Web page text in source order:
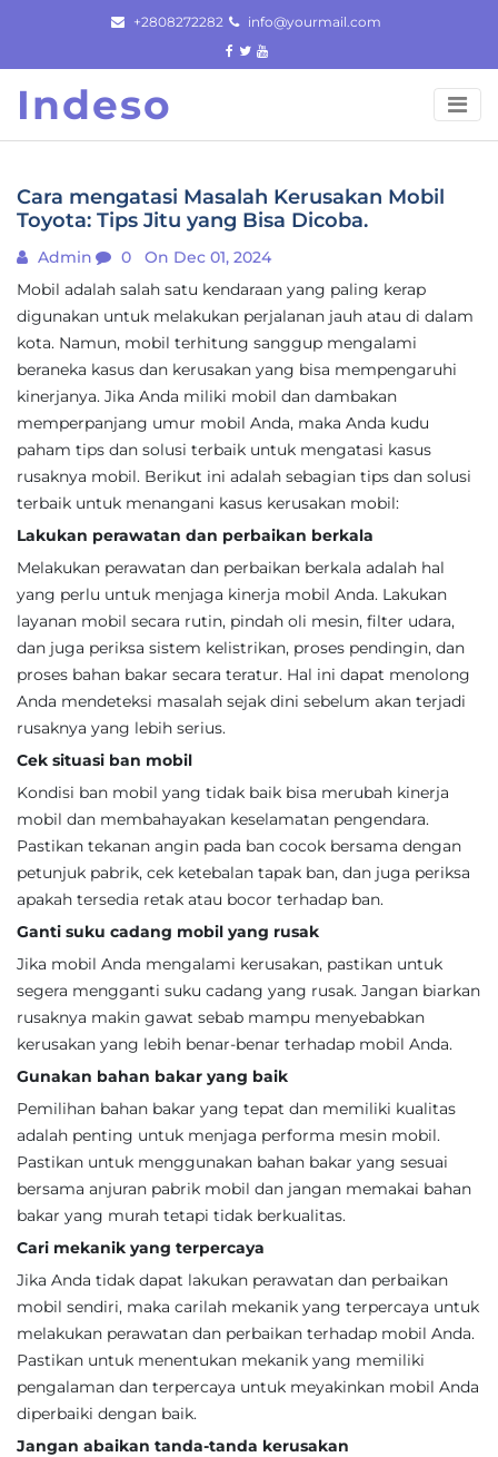
content
+2808272282 info@yourmail.com
Indeso
Cara mengatasi Masalah Kerusakan Mobil
Toyota: Tips Jitu yang Bisa Dicoba.
Admin 0
On Dec 01, 2024
Mobil adalah salah satu kendaraan yang paling kerap
digunakan untuk melakukan perjalanan jauh atau di dalam
kota. Namun, mobil terhitung sanggup mengalami
beraneka kasus dan kerusakan yang bisa mempengaruhi
kinerjanya. Jika Anda miliki mobil dan dambakan
memperpanjang umur mobil Anda, maka Anda kudu
paham tips dan solusi terbaik untuk mengatasi kasus
rusaknya mobil. Berikut ini adalah sebagian tips dan solusi
terbaik untuk menangani kasus kerusakan mobil:
Lakukan perawatan dan perbaikan berkala
Melakukan perawatan dan perbaikan berkala adalah hal
yang perlu untuk menjaga kinerja mobil Anda. Lakukan
layanan mobil secara rutin, pindah oli mesin, filter udara,
dan juga periksa sistem kelistrikan, proses pendingin, dan
proses bahan bakar secara teratur. Hal ini dapat menolong
Anda mendeteksi masalah sejak dini sebelum akan terjadi
rusaknya yang lebih serius.
Cek situasi ban mobil
Kondisi ban mobil yang tidak baik bisa merubah kinerja
mobil dan membahayakan keselamatan pengendara.
Pastikan tekanan angin pada ban cocok bersama dengan
petunjuk pabrik, cek ketebalan tapak ban, dan juga periksa
apakah tersedia retak atau bocor terhadap ban.
Ganti suku cadang mobil yang rusak
Jika mobil Anda mengalami kerusakan, pastikan untuk
segera mengganti suku cadang yang rusak. Jangan biarkan
rusaknya makin gawat sebab mampu menyebabkan
kerusakan yang lebih benar-benar terhadap mobil Anda.
Gunakan bahan bakar yang baik
Pemilihan bahan bakar yang tepat dan memiliki kualitas
adalah penting untuk menjaga performa mesin mobil.
Pastikan untuk menggunakan bahan bakar yang sesuai
bersama anjuran pabrik mobil dan jangan memakai bahan
bakar yang murah tetapi tidak berkualitas.
Cari mekanik yang terpercaya
Jika Anda tidak dapat lakukan perawatan dan perbaikan
mobil sendiri, maka carilah mekanik yang terpercaya untuk
melakukan perawatan dan perbaikan terhadap mobil Anda.
Pastikan untuk menentukan mekanik yang memiliki
pengalaman dan terpercaya untuk meyakinkan mobil Anda
diperbaiki dengan baik.
Jangan abaikan tanda-tanda kerusakan